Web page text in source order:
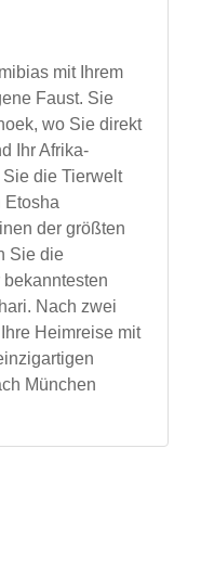
mit Ihrem
Faust. Sie
wo Sie direkt
Ihr Afrika-
die Tierwelt
Etosha
der größten
Sie die
Nach zwei
Heimreise mit
München